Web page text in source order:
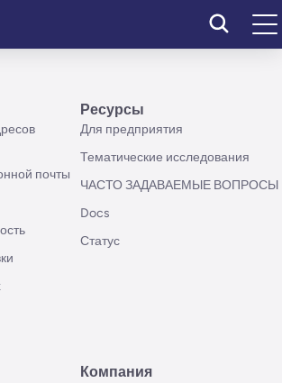
почты
Ресурсы
Для предприятия
Тематические исследования
ЧАСТО ЗАДАВАЕМЫЕ ВОПРОСЫ
Docs
Статус
Компания